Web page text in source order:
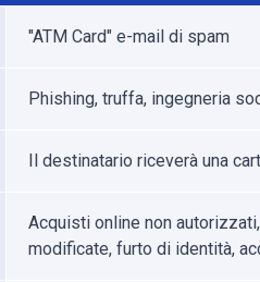
"ATM Card" e-mail di spam
Phishing, truffa, ingegneria
Il destinatario riceverà una
Acquisti online non
modificate, furto di identità,